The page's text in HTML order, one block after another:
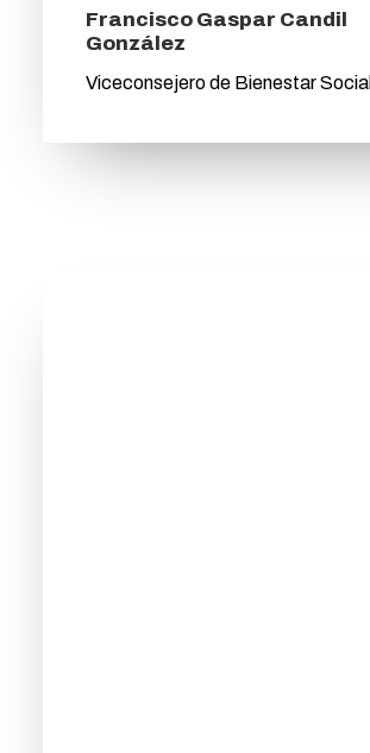
Francisco Gaspar Candil
González
Viceconsejero de Bienestar Social